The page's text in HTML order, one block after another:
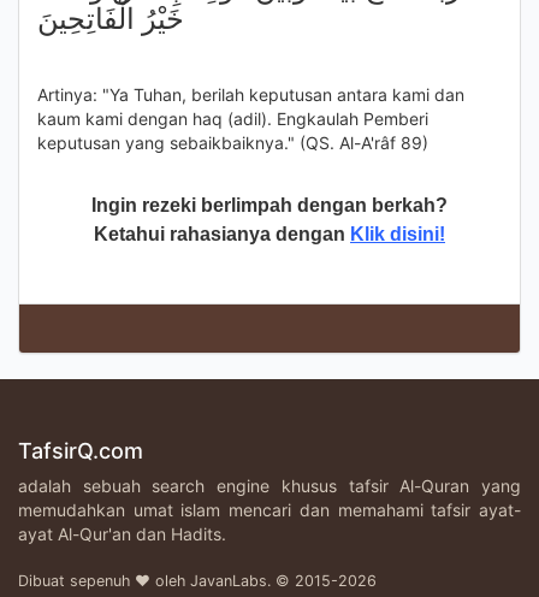
خَيْرُ الْفَاتِحِينَ
Artinya: "Ya Tuhan, berilah keputusan antara kami dan
kaum kami dengan haq (adil). Engkaulah Pemberi
keputusan yang sebaikbaiknya." (QS. Al-A'râf 89)
Ingin rezeki berlimpah dengan berkah?
Ketahui rahasianya dengan Klik disini!
TafsirQ.com
adalah sebuah search engine khusus tafsir Al-Quran yang
memudahkan umat islam mencari dan memahami tafsir ayat-
ayat Al-Qur'an dan Hadits.
Dibuat sepenuh ♥ oleh JavanLabs. © 2015-2026